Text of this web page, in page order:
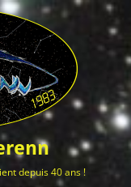
depuis 40 ans !